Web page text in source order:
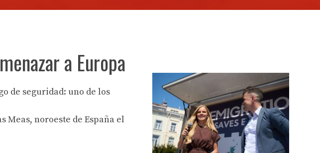
a Europa
de seguridad: uno de los
Meas, noroeste de España el